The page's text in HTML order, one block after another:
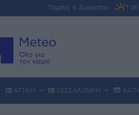
Πέμπτη 6 Αυγούστου
ΑΤΤΙΚΗ ΘΕΣΣΑΛΟΝΙΚΗ